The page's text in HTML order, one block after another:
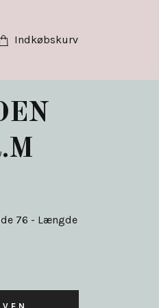
Indkøbskurv
76 - Længde